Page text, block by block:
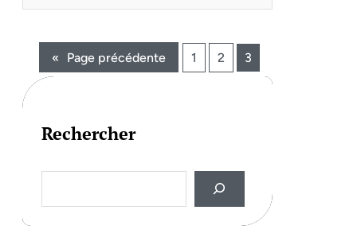
« Page précédente 1 2 3
Rechercher
a